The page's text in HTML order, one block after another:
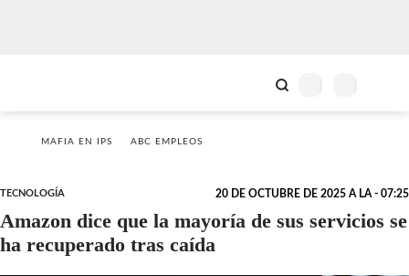
MAFIA EN IPS ABC EMPLEOS
TECNOLOGÍA 20 DE OCTUBRE DE 2025 A LA - 07:25
Amazon dice que la mayoría de sus servicios se
ha recuperado tras caída